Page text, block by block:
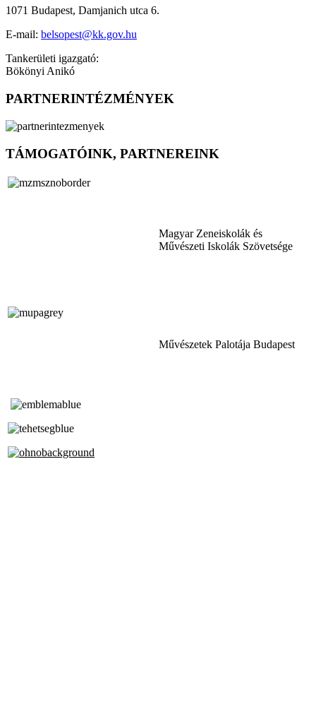
1071 Budapest, Damjanich utca 6.
E-mail: belsopest@kk.gov.hu
Tankerületi igazgató:
Bökönyi Anikó
PARTNERINTÉZMÉNYEK
TÁMOGATÓINK, PARTNEREINK
Magyar Zeneiskolák és
Művészeti Iskolák Szövetsége
Művészetek Palotája Budapest